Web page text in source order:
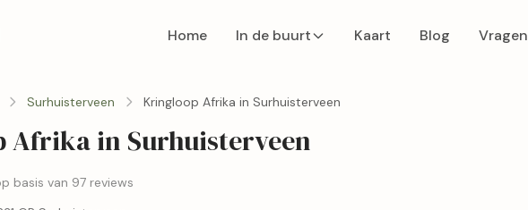
Home In de buurt Kaart Blog
Surhuisterveen Kringloop Afrika in Surhuisterveen
Afrika in Surhuisterveen
basis van 97 reviews